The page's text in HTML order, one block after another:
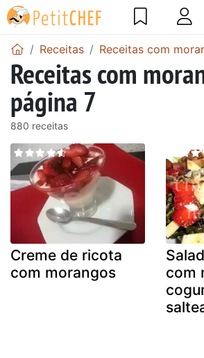
Receitas Receitas com
Receitas com
página 7
880 receitas
Creme de ricota
com morangos
com